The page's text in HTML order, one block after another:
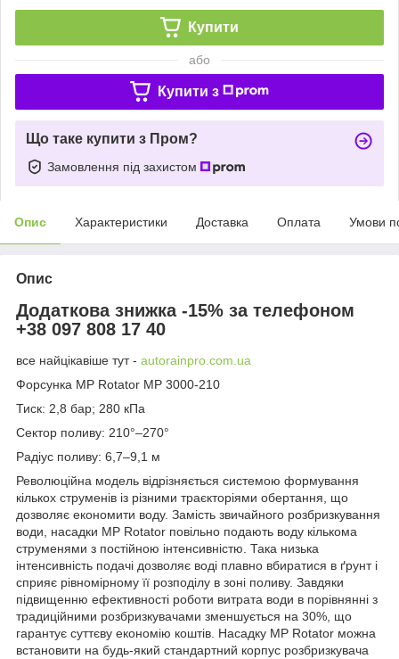
Купити
або
Купити з
Що таке купити з Пром?
Замовлення під захистом
Опис Характеристики Доставка Оплата Умови
Опис
Додаткова знижка -15% за телефоном
+38 097 808 17 40
все найцікавіше тут - autorainpro.com.ua
Форсунка MP Rotator MP 3000-210
Тиск: 2,8 бар; 280 кПа
Сектор поливу: 210°–270°
Радіус поливу: 6,7–9,1 м
Революційна модель відрізняється системою формування
кількох струменів із різними траєкторіями обертання, що
дозволяє економити воду. Замість звичайного розбризкування
води, насадки MP Rotator повільно подають воду кількома
струменями з постійною інтенсивністю. Така низька
інтенсивність подачі дозволяє воді плавно вбиратися в ґрунт і
сприяє рівномірному її розподілу в зоні поливу. Завдяки
підвищенню ефективності роботи витрата води в порівнянні з
традиційними розбризкувачами зменшується на 30%, що
гарантує суттєву економію коштів. Насадку MP Rotator можна
встановити на будь-який стандартний корпус розбризкувача